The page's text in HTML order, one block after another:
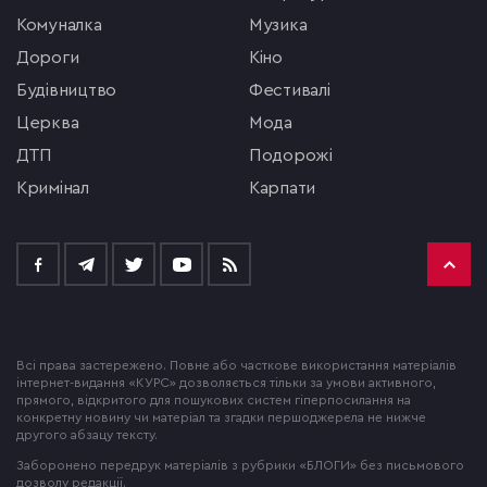
комуналка
Дороги
будівництво
церква
ДТП
кримінал
музика
кіно
фестивалі
мода
подорожі
Карпати
Всі права застережено. Повне або часткове використання матеріалів
інтернет-видання «КУРС» дозволяється тільки за умови активного,
прямого, відкритого для пошукових систем гіперпосилання на
конкретну новину чи матеріал та згадки першоджерела не нижче
другого абзацу тексту.
Заборонено передрук матеріалів з рубрики «БЛОГИ» без письмового
дозволу редакції.